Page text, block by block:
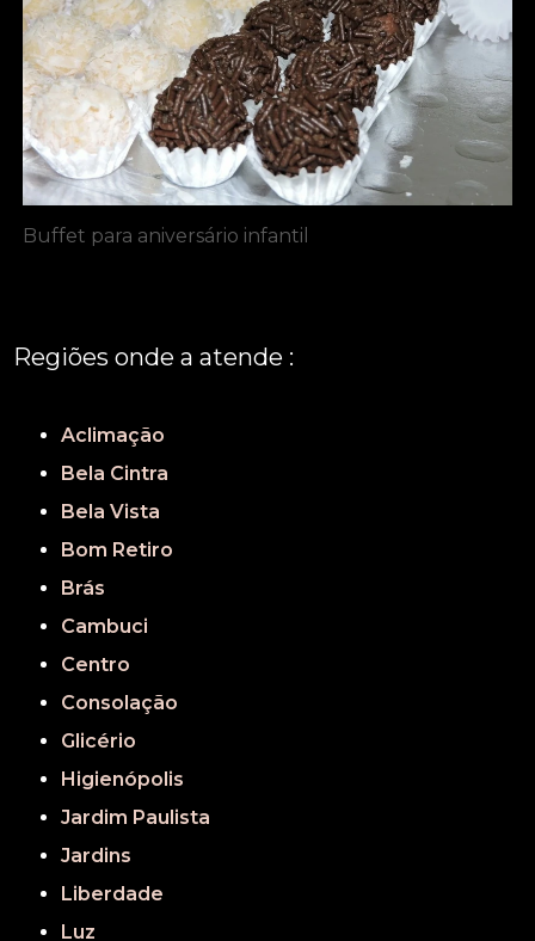
Buffet para aniversário infantil
Regiões onde a atende :
Aclimação
Bela Cintra
Bela Vista
Bom Retiro
Brás
Cambuci
Centro
Consolação
Glicério
Higienópolis
Jardim Paulista
Jardins
Liberdade
Luz